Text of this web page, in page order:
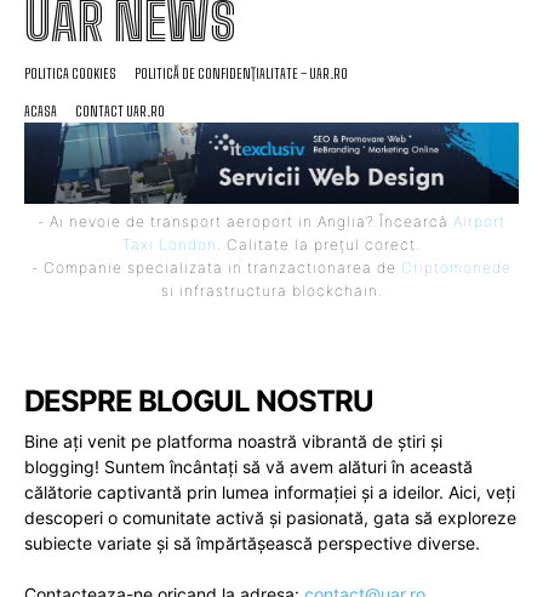
UAR NEWS
POLITICA COOKIES POLITICĂ DE CONFIDENȚIALITATE – UAR.RO
ACASA CONTACT UAR.RO
- Ai nevoie de transport aeroport in Anglia? Încearcă Airport
Taxi London
. Calitate la prețul corect.
- Companie specializata in tranzactionarea de Criptomonede
si infrastructura blockchain.
DESPRE BLOGUL NOSTRU
Bine ați venit pe platforma noastră vibrantă de știri și
blogging! Suntem încântați să vă avem alături în această
călătorie captivantă prin lumea informației și a ideilor. Aici, veți
descoperi o comunitate activă și pasionată, gata să exploreze
subiecte variate și să împărtășească perspective diverse.